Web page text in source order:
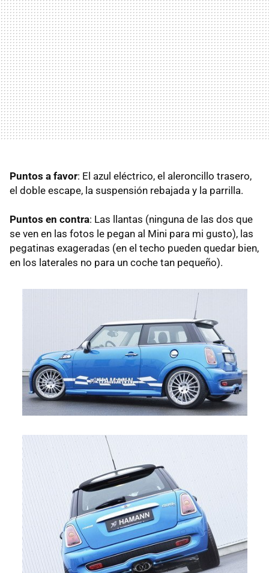
Puntos a favor: El azul eléctrico, el aleroncillo trasero,
el doble escape, la suspensión rebajada y la parrilla.
Puntos en contra: Las llantas (ninguna de las dos que
se ven en las fotos le pegan al Mini para mi gusto), las
pegatinas exageradas (en el techo pueden quedar bien,
en los laterales no para un coche tan pequeño).